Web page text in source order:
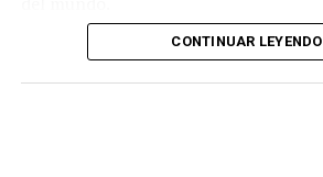
CONTINUAR LEYENDO